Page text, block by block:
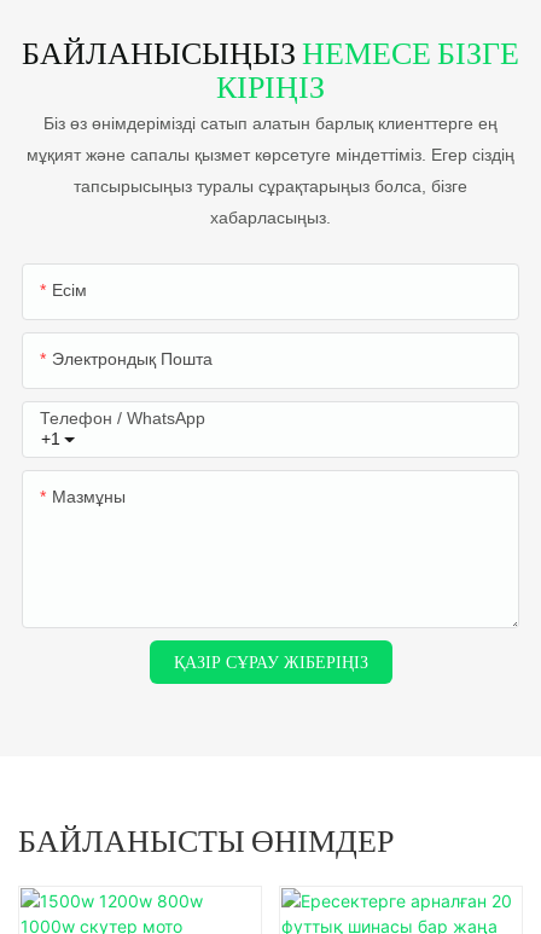
БАЙЛАНЫСЫҢЫЗНЕМЕСЕ БІЗГЕ
КІРІҢІЗ
Біз өз өнімдерімізді сатып алатын барлық клиенттерге ең
мұқият және сапалы қызмет көрсетуге міндеттіміз. Егер сіздің
тапсырысыңыз туралы сұрақтарыңыз болса, бізге
хабарласыңыз.
Есім
Электрондық Пошта
+1
Телефон / WhatsApp
Мазмұны
ҚАЗІР СҰРАУ ЖІБЕРІҢІЗ
БАЙЛАНЫСТЫ ӨНІМДЕР